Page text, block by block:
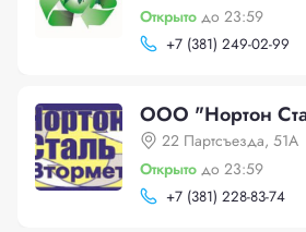
Открыто до 23:59
+7 (381) 249-02-99
ООО "Нортон
22 Партсъезда, 51А
Открыто до 23:59
+7 (381) 228-83-74